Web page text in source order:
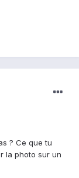
? Ce que tu
la photo sur un